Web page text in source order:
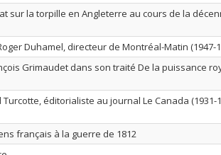
sur la torpille en Angleterre au cours de la
Duhamel, directeur de Montréal-Matin (1947-
Grimaudet dans son traité De la puissance
éditorialiste au journal Le Canada (1931-
français à la guerre de 1812